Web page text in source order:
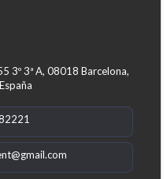
3º 3ª A, 08018 Barcelona,